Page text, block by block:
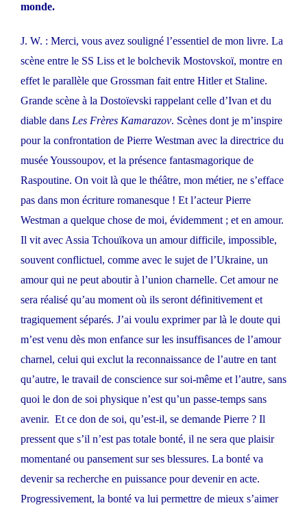
monde.
J. W. : Merci, vous avez souligné l’essentiel de mon livre. La
scène entre le SS Liss et le bolchevik Mostovskoï, montre en
effet le parallèle que Grossman fait entre Hitler et Staline.
Grande scène à la Dostoïevski rappelant celle d’Ivan et du
diable dans Les Frères Kamarazov. Scènes dont je m’inspire
pour la confrontation de Pierre Westman avec la directrice du
musée Youssoupov, et la présence fantasmagorique de
Raspoutine. On voit là que le théâtre, mon métier, ne s’efface
pas dans mon écriture romanesque ! Et l’acteur Pierre
Westman a quelque chose de moi, évidemment ; et en amour.
Il vit avec Assia Tchouïkova un amour difficile, impossible,
souvent conflictuel, comme avec le sujet de l’Ukraine, un
amour qui ne peut aboutir à l’union charnelle. Cet amour ne
sera réalisé qu’au moment où ils seront définitivement et
tragiquement séparés. J’ai voulu exprimer par là le doute qui
m’est venu dès mon enfance sur les insuffisances de l’amour
charnel, celui qui exclut la reconnaissance de l’autre en tant
qu’autre, le travail de conscience sur soi-même et l’autre, sans
quoi le don de soi physique n’est qu’un passe-temps sans
avenir. Et ce don de soi, qu’est-il, se demande Pierre ? Il
pressent que s’il n’est pas totale bonté, il ne sera que plaisir
momentané ou pansement sur ses blessures. La bonté va
devenir sa recherche en puissance pour devenir en acte.
Progressivement, la bonté va lui permettre de mieux s’aimer